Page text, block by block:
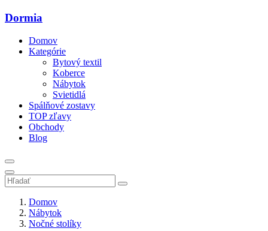
Dormia
Domov
Kategórie
Bytový textil
Koberce
Nábytok
Svietidlá
Spálňové zostavy
TOP zľavy
Obchody
Blog
Domov
Nábytok
Nočné stolíky